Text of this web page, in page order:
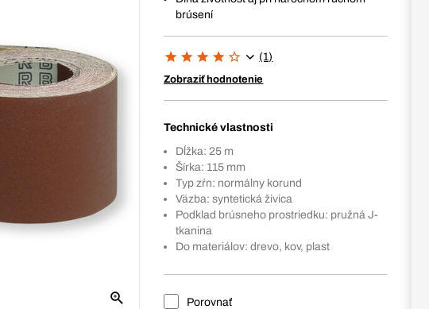
brúsení
(1)
Zobraziť hodnotenie
Technické vlastnosti
Dĺžka: 25 m
Šírka: 115 mm
Typ zŕn: normálny korund
Väzba: syntetická živica
Podklad brúsneho prostriedku: pružná J-
tkanina
Do materiálov: drevo, kov, plast
Porovnať